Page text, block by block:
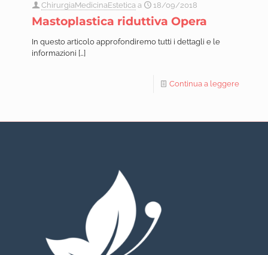
ChirurgiaMedicinaEstetica a 18/09/2018
Mastoplastica riduttiva Opera
In questo articolo approfondiremo tutti i dettagli e le
informazioni […]
Continua a leggere